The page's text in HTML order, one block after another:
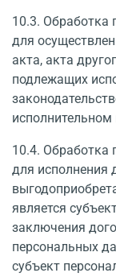
10.3. Обработка
для
акта, акта
подлежащих
исполнительном
10.4. Обработка
для исполнения
является
заключения
персональных
субъект